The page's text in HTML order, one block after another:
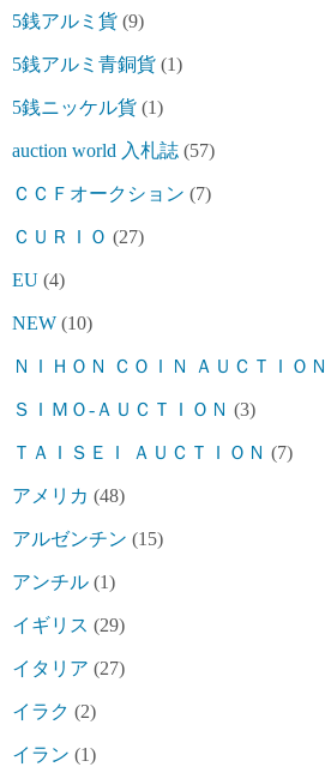
5銭アルミ貨 (9)
5銭アルミ青銅貨 (1)
5銭ニッケル貨 (1)
auction world 入札誌 (57)
ＣＣＦオークション (7)
ＣＵＲＩＯ (27)
EU (4)
NEW (10)
ＮＩＨＯＮ ＣＯＩＮ ＡＵＣＴＩＯＮ
ＳＩＭＯ-ＡＵＣＴＩＯＮ (3)
ＴＡＩＳＥＩ ＡＵＣＴＩＯＮ (7)
アメリカ (48)
アルゼンチン (15)
アンチル (1)
イギリス (29)
イタリア (27)
イラク (2)
イラン (1)